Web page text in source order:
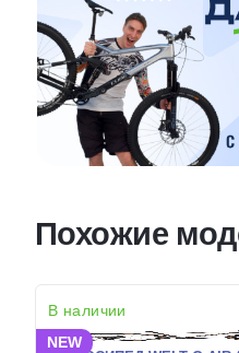
Похожие
В наличии
NEW